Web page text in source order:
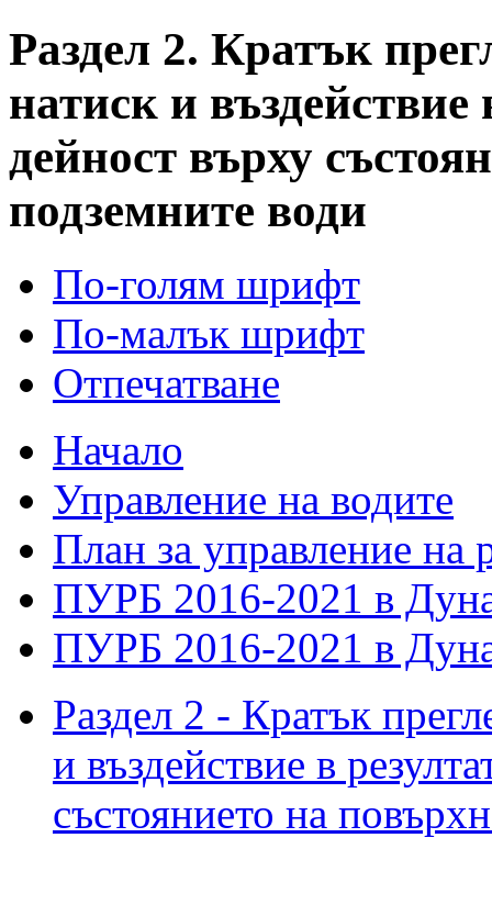
Раздел 2. Кратък
натиск и
дейност върху
подземните води
По-голям шрифт
По-малък шрифт
Отпечатване
Начало
Управление на водите
План за управление на
ПУРБ 2016-2021 в
ПУРБ 2016-2021 в
Раздел 2 - Кратък
и въздействие в
състоянието на